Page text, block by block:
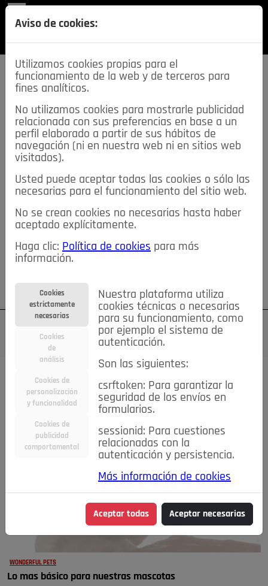
SECCIONES
descarga esta
REVISTA
≡NOTICIAS
NOTICIAS SERVICIOS DE INTERÉS
TABLÓN DE ANUNCIOS MIS ANUNCIOS CONTACTO
NOSOTROS
Su cuenta Regístrese ¿Olvidó su contraseña?
WONDERFUL PETS
Lo mas básico para nuestras mascotas
Aviso de cookies:
Utilizamos cookies propias para el
funcionamiento de la web y de terceros para
fines analíticos.
No utilizamos cookies para mostrarle publicidad
relacionada con sus preferencias en base a un
perfil elaborado a partir de sus hábitos de
navegación (ni en nuestra web ni en sitios web
visitados).
Usted puede aceptar todas las cookies o sólo las
necesarias para el funcionamiento del sitio web.
No se crean cookies no necesarias hasta haber
aceptado explícitamente.
Haga clic: Política de cookies para más
información.
Cookies
estrictamente
necesarias
Cookies
de
análisis
Cookies de
personalización
y funcionalidad
Cookies de
publicidad
comportamental
Nuestra plataforma utiliza
cookies técnicas o necesarias
para su funcionamiento, como
por ejemplo el sistema de
autenticación.
Son las siguientes:
csrftoken: Para garantizar la
seguridad de los envíos en
formularios.
sessionid: Para cuestiones
relacionadas con la
autenticación y persistencia.
Más información de cookies
Aceptar todas Aceptar necesarias